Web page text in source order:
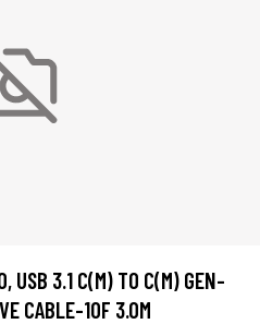
USB 3.1 C(M) TO C(M) GEN-
CABLE-10F 3.0M